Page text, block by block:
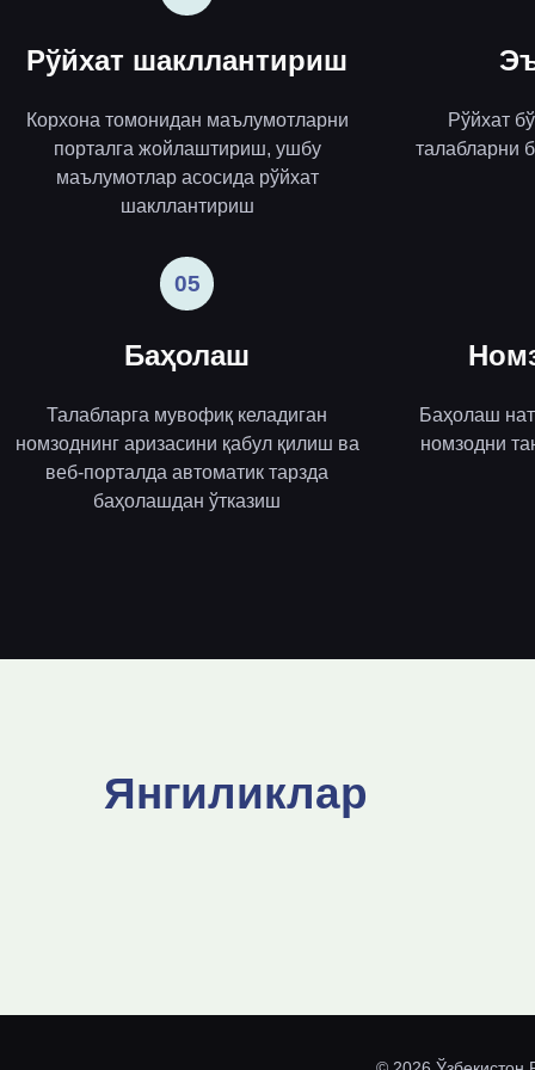
Рўйхат шакллантириш
Корхона томонидан маълумотларни
порталга жойлаштириш, ушбу
маълумотлар асосида рўйхат
шакллантириш
Рўйхат
талабларни
05
Баҳолаш
Талабларга мувофиқ келадиган
номзоднинг аризасини қабул қилиш ва
веб-порталда автоматик тарзда
баҳолашдан ўтказиш
Баҳолаш
номзодни
Янгиликлар